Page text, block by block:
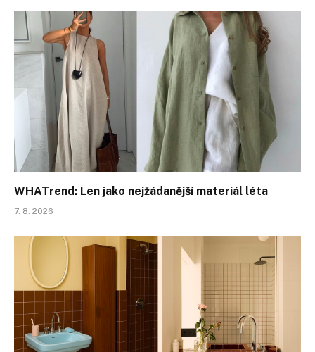
WHATrend: Len jako nejžádanější materiál léta
7. 8. 2026